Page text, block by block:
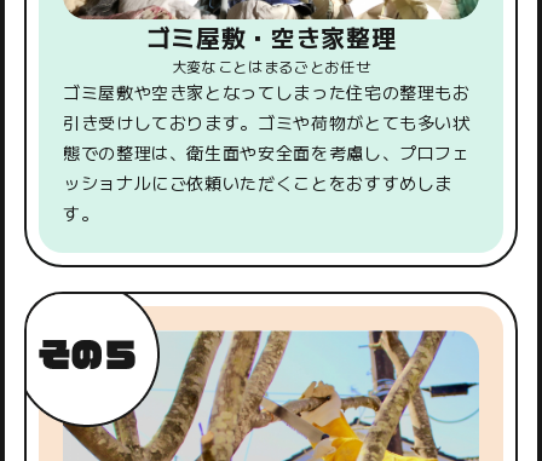
ゴミ屋敷・空き家整理
大変なことはまるごとお任せ
ゴミ屋敷や空き家となってしまった住宅の整理もお
引き受けしております。ゴミや荷物がとても多い状
態での整理は、衛生面や安全面を考慮し、プロフェ
ッショナルにご依頼いただくことをおすすめしま
す。